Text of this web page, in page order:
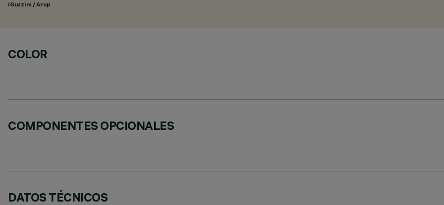
iGuzzini / Arup
COLOR
COMPONENTES OPCIONALES
DATOS TÉCNICOS